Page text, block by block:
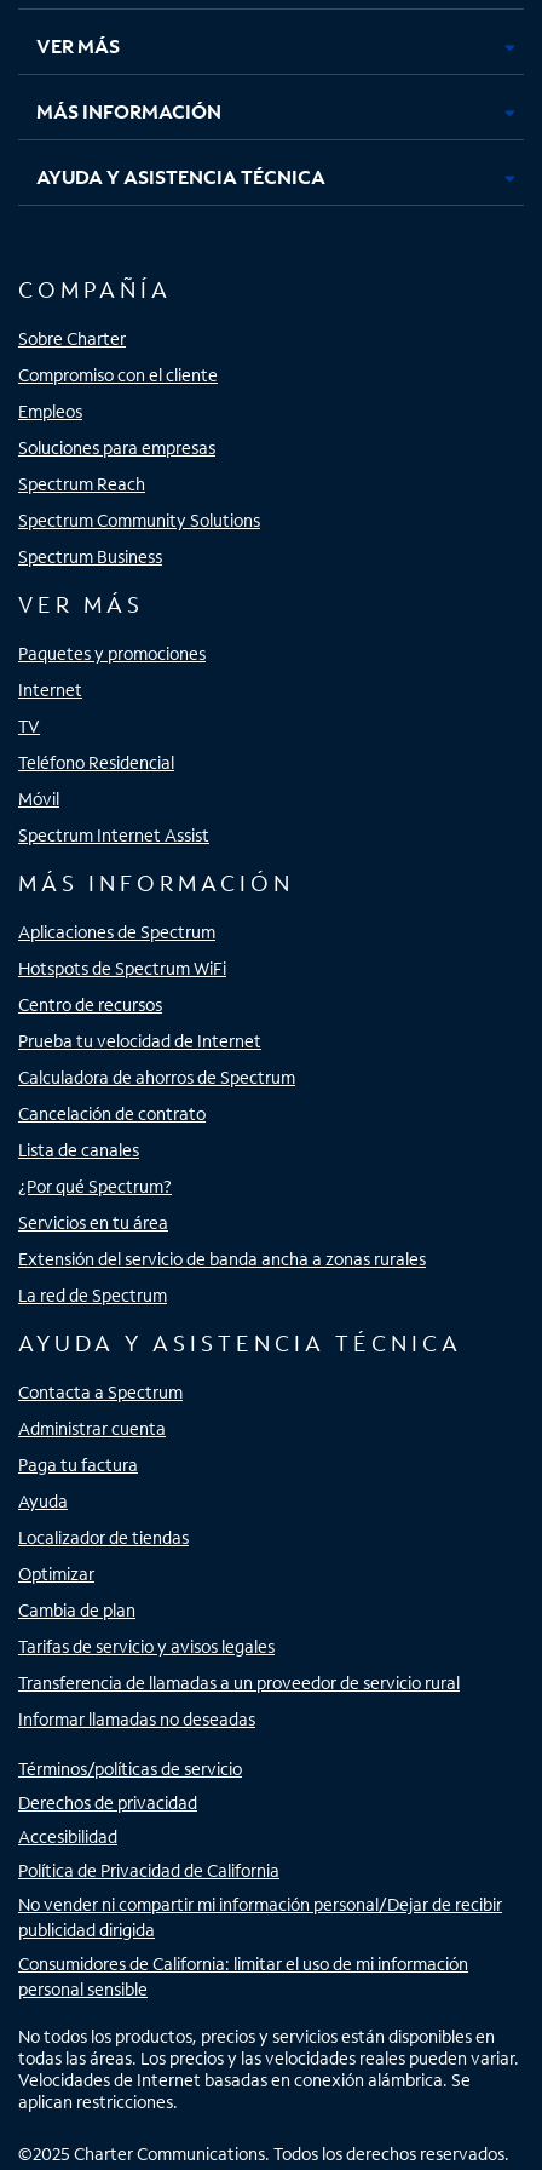
pestaña
nueva
pestaña
nueva
pestaña
nuevanueva
VER MÁS
MÁS INFORMACIÓN
AYUDA Y ASISTENCIA TÉCNICA
COMPAÑÍA
Sobre Charter
Compromiso con el cliente
Empleos
Soluciones para empresas
Spectrum Reach
Spectrum Community Solutions
Spectrum Business
VER MÁS
Paquetes y promociones
Internet
TV
Teléfono Residencial
Móvil
Spectrum Internet Assist
MÁS INFORMACIÓN
Aplicaciones de Spectrum
Hotspots de Spectrum WiFi
Centro de recursos
Prueba tu velocidad de Internet
Calculadora de ahorros de Spectrum
Cancelación de contrato
Lista de canales
¿Por qué Spectrum?
Servicios en tu área
Extensión del servicio de banda ancha a zonas rurales
La red de Spectrum
AYUDA Y ASISTENCIA TÉCNICA
Contacta a Spectrum
Administrar cuenta
Paga tu factura
Ayuda
Localizador de tiendas
Optimizar
Cambia de plan
Tarifas de servicio y avisos legales
Transferencia de llamadas a un proveedor de servicio rural
Informar llamadas no deseadas
Términos/políticas de servicio
Derechos de privacidad
Accesibilidad
Política de Privacidad de California
No vender ni compartir mi información personal/Dejar de recibir
publicidad dirigida
Consumidores de California: limitar el uso de mi información
personal sensible
No todos los productos, precios y servicios están disponibles en
todas las áreas. Los precios y las velocidades reales pueden variar.
Velocidades de Internet basadas en conexión alámbrica. Se
aplican restricciones.
©2025 Charter Communications. Todos los derechos reservados.